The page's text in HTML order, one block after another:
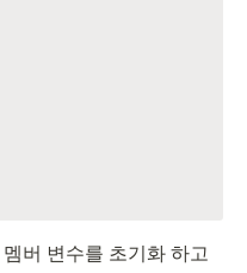
버 변수를 초기화 하고